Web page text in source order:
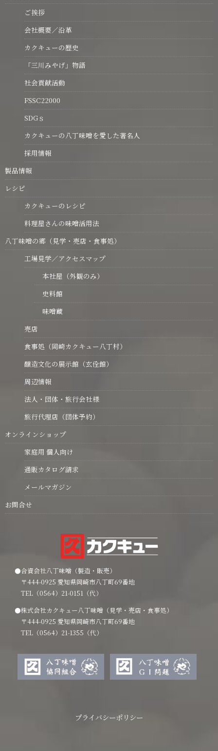
ご挨拶
会社概要／沿革
カクキューの歴史
「三川みやげ」物語
社会貢献活動
FSSC22000
SDGｓ
カクキューの八丁味噌を愛した著名人
採用情報
製品情報
レシピ
カクキューのレシピ
料理屋さんの味噌活用法
八丁味噌の郷（見学・売店・食事処）
工場見学／アクセスマップ
本社屋（外観のみ）
史料館
味噌蔵
売店
食事処（岡崎カクキュー八丁村）
醸造文化の展示館（玄佺館）
周辺情報
法人・団体・旅行会社様
旅行代理店（団体予約）
オンラインショップ
家庭用 個人向け
通販カタログ請求
メールマガジン
お問合せ
●合資会社八丁味噌（製造・販売）
〒444-0925 愛知県岡崎市八丁町69番地
TEL（0564）21-0151（代）
●株式会社カクキュー八丁味噌（見学・売店・食事処）
〒444-0925 愛知県岡崎市八丁町69番地
TEL（0564）21-1355（代）
プライバシーポリシー